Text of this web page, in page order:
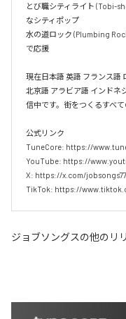
とび職シティライト (Tobi-
なシティポップ
水の道ロック (Plumbing
で応援
現在日本語 英語 フランス語
北京語 アラビア語 インドネ
信中です。街をつくるすべ
公式リンク
TuneCore: https://
YouTube: https://
X: https://x.com/
TikTok: https://
ジョブソングスの他のリ